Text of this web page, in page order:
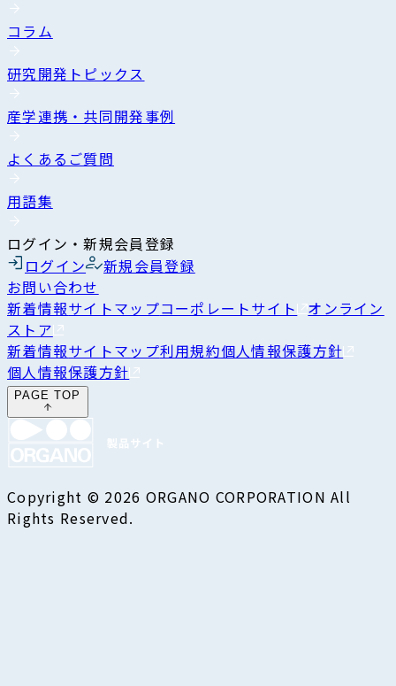
コラム
研究開発トピックス
産学連携・共同開発事例
よくあるご質問
用語集
ログイン・新規会員登録
ログイン
新規会員登録
お問い合わせ
新着情報サイトマップコーポレートサイト オンライン
ストア
新着情報サイトマップ利用規約個人情報保護方針
個人情報保護方針
PAGE TOP
Copyright © 2026 ORGANO CORPORATION All
Rights Reserved.